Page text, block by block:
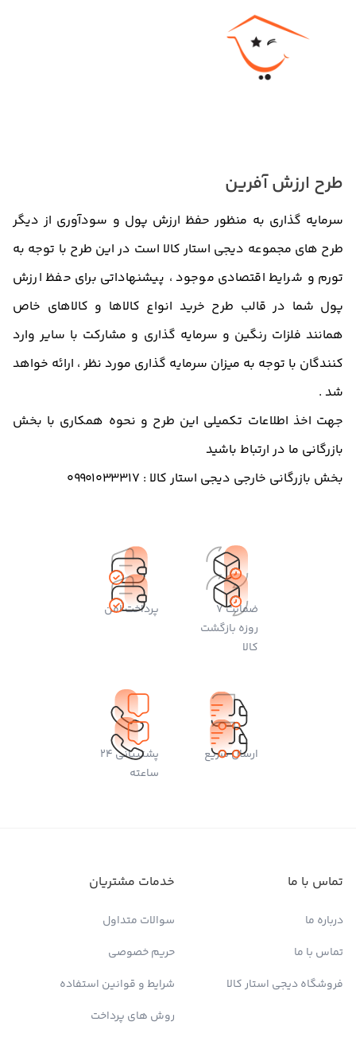
طرح ارزش آفرین
سرمایه گذاری به منظور حفظ ارزش پول و سودآوری از دیگر
طرح های مجموعه دیجی استار کالا است در این طرح با توجه به
تورم و شرایط اقتصادی موجود ، پیشنهاداتی برای حفظ ارزش
پول شما در قالب طرح خرید انواع کالاها و کالاهای خاص
همانند فلزات رنگین و سرمایه گذاری و مشارکت با سایر وارد
کنندگان با توجه به میزان سرمایه گذاری مورد نظر ، ارائه خواهد
شد .
جهت اخذ اطلاعات تکمیلی این طرح و نحوه همکاری با بخش
بازرگانی ما در ارتباط باشید
بخش بازرگانی خارجی دیجی استار کالا : 09901033317
ضمانت 7
روزه بازگشت
کالا
پرداخت امن
ارسال سریع
پشتیبانی 24
ساعته
تماس با ما
درباره ما
تماس با ما
فروشگاه دیجی استار کالا
خدمات مشتریان
سوالات متداول
حریم خصوصی
شرایط و قوانین استفاده
روش های پرداخت